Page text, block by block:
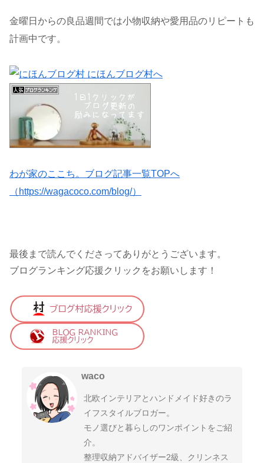
金曜日からの良品週間では小物収納や愛用品のリピートも
計画中です。
わが家のここち。ブログ記事一覧TOPへ
（https://wagacoco.com/blog/）
最後まで読んでくださってありがとうございます。
ブログランキング応援クリックをお願いします！
waco
北欧インテリアとハンドメイド好きのラ
イフスタイルブロガー。
モノ選びと暮らしのワンポイントをご紹
介。
整理収納アドバイザー2級、クリンネス